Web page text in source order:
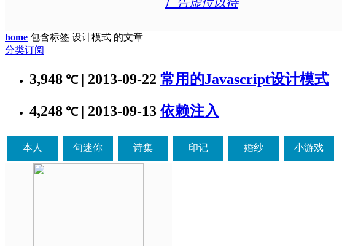
home 包含标签 设计模式 的文章
分类订阅
3,948 ℃ | 2013-09-22 常用的Javascript设计模式
4,248 ℃ | 2013-09-13 依赖注入
本人 句迷你 诗集 印记 婚纱 小游戏